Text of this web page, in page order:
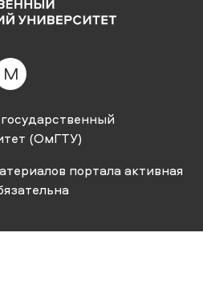
M
(ОмГТУ)
портала активная